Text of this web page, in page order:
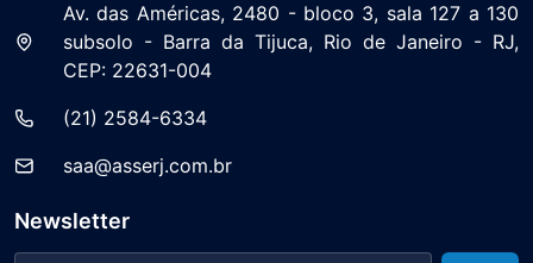
Av. das Américas, 2480 - bloco 3, sala 127 a 130
subsolo - Barra da Tijuca, Rio de Janeiro - RJ,
CEP: 22631-004
(21) 2584-6334
saa@asserj.com.br
Newsletter